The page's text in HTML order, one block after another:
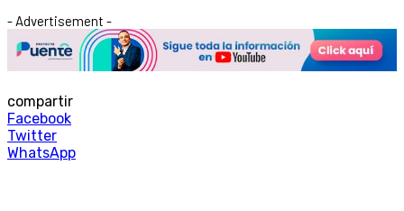
- Advertisement -
compartir
Facebook
Twitter
WhatsApp